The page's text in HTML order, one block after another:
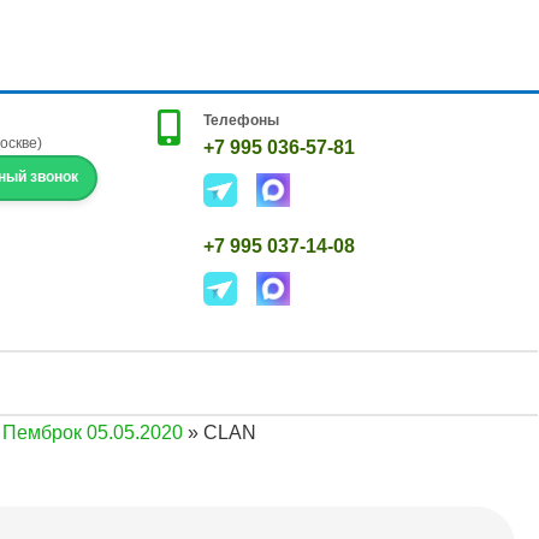
звонок
Телефоны
+7 995 036-57-81
+7 995 037-14-08
05.05.2020 »CLAN